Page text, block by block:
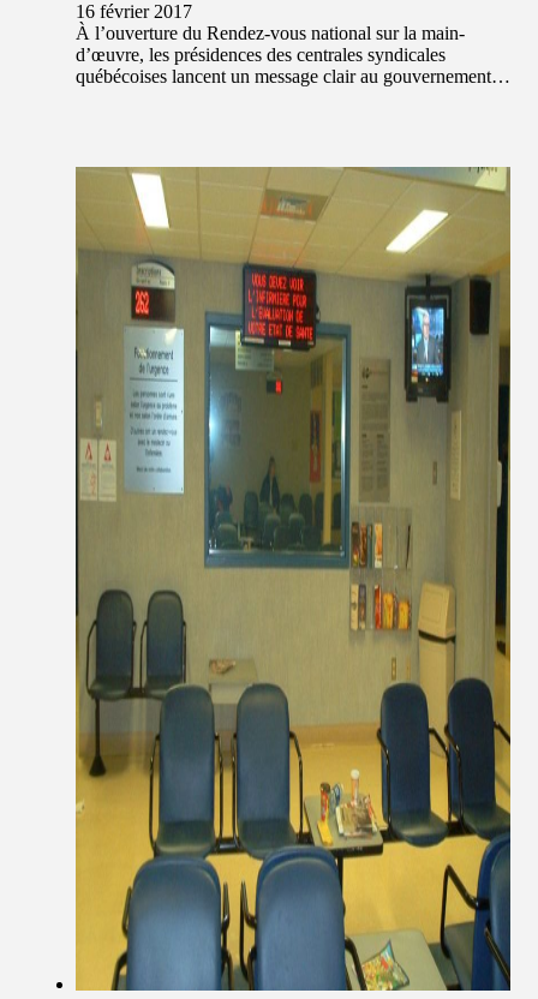
16 février 2017
À l’ouverture du Rendez-vous national sur la main-
d’œuvre, les présidences des centrales syndicales
québécoises lancent un message clair au gouvernement…